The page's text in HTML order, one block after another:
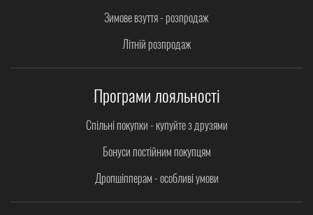
Зимове взуття - розпродаж
Літній розпродаж
Програми лояльності
Спільні покупки - купуйте з друзями
Бонуси постійним покупцям
Дропшіпперам - особливі умови